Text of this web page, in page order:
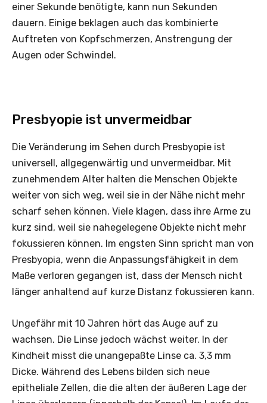
einer Sekunde benötigte, kann nun Sekunden
dauern. Einige beklagen auch das kombinierte
Auftreten von Kopfschmerzen, Anstrengung der
Augen oder Schwindel.
Presbyopie ist unvermeidbar
Die Veränderung im Sehen durch Presbyopie ist
universell, allgegenwärtig und unvermeidbar. Mit
zunehmendem Alter halten die Menschen Objekte
weiter von sich weg, weil sie in der Nähe nicht mehr
scharf sehen können. Viele klagen, dass ihre Arme zu
kurz sind, weil sie nahegelegene Objekte nicht mehr
fokussieren können. Im engsten Sinn spricht man von
­Presbyopia, wenn die Anpassungsfähigkeit in dem
Maße verloren­ gegangen ist, dass der Mensch nicht
länger anhaltend auf kurze Distanz fokussieren kann.
Ungefähr mit 10 Jahren hört das Auge auf zu
wachsen. Die Linse jedoch wächst weiter. In der
Kindheit misst die unangepaßte Linse ca. 3,3 mm
Dicke. Während des Lebens bilden sich neue
epitheliale Zellen, die die alten der äußeren Lage der